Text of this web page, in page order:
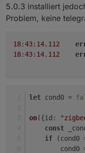
5.0.3 installiert
Problem, keine
18:43: 14.112
18:43: 14.112
let cond0 =
on({id :
const
if (cond0
cond0